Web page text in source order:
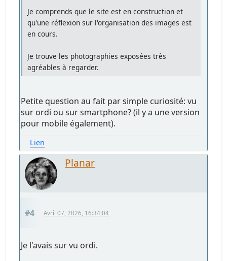
Je comprends que le site est en construction et
qu'une réflexion sur l'organisation des images est
en cours.
Je trouve les photographies exposées très
agréables à regarder.
Petite question au fait par simple curiosité: vu
sur ordi ou sur smartphone? (il y a une version
pour mobile également).
Lien
Planar
#4 Avril 07, 2026, 16:34:04
Je l'avais sur vu ordi.